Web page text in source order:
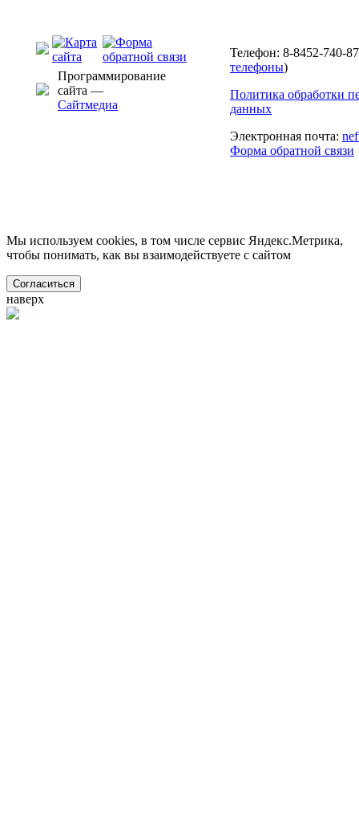
Программирование
сайта —
Сайтмедиа
Телефон: 8-8452-740-
телефоны)
Политика обработки
данных
Электронная почта:
Форма обратной связи
Мы используем cookies, в том числе сервис Яндекс.Метрика,
чтобы понимать, как вы взаимодействуете с сайтом
Согласиться
наверх